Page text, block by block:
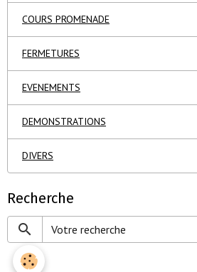
COURS PROMENADE
FERMETURES
EVENEMENTS
DEMONSTRATIONS
DIVERS
Recherche